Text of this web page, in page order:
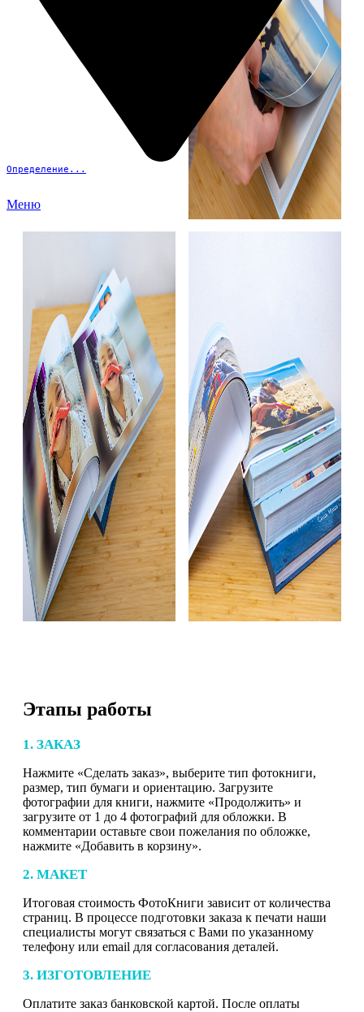
Определение...
Меню
Этапы работы
1. ЗАКАЗ
Нажмите «Сделать заказ», выберите тип фотокниги,
размер, тип бумаги и ориентацию. Загрузите
фотографии для книги, нажмите «Продолжить» и
загрузите от 1 до 4 фотографий для обложки. В
комментарии оставьте свои пожелания по обложке,
нажмите «Добавить в корзину».
2. МАКЕТ
Итоговая стоимость ФотоКниги зависит от количества
страниц. В процессе подготовки заказа к печати наши
специалисты могут связаться с Вами по указанному
телефону или email для согласования деталей.
3. ИЗГОТОВЛЕНИЕ
Оплатите заказ банковской картой. После оплаты